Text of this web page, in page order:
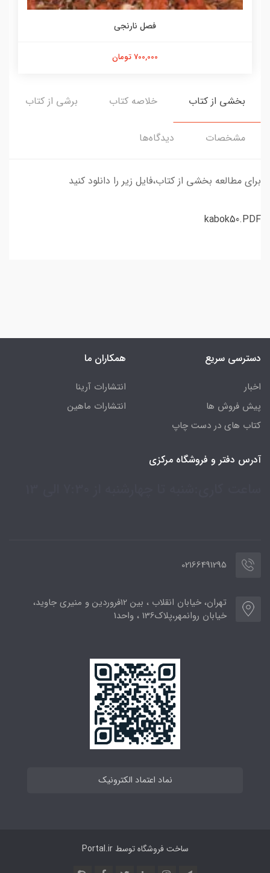
فصل نارنجی
700,000 تومان
بخشی از کتاب خلاصه کتاب برشی از کتاب
مشخصات دیدگاه‌ها
برای مطالعه بخشی از کتاب،فایل زیر را دانلود کنید
kabok50.PDF
دسترسی سریع
اخبار
پیش فروش ها
کتاب های در دست چاپ
همکاران ما
انتشارات آرینا
انتشارات ماهین
آدرس دفتر و فروشگاه مرکزی
02166491295
تهران، خیابان انقلاب ، بین 12فروردین و منیری جاوید،
خیابان روانمهر،پلاک136 ، واحد1
نماد اعتماد الکترونیک
ساخت فروشگاه توسطPortal.ir